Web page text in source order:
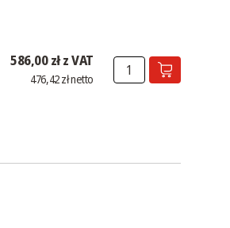
586,00 zł z VAT
476,42 zł netto